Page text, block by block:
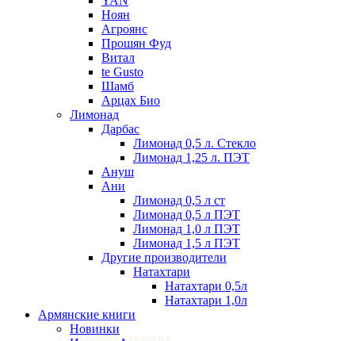
Ноян
Агроянс
Прошян Фуд
Витал
te Gusto
Шамб
Арцах Био
Лимонад
Дарбас
Лимонад 0,5 л. Стекло
Лимонад 1,25 л. ПЭТ
Ануш
Ани
Лимонад 0,5 л ст
Лимонад 0,5 л ПЭТ
Лимонад 1,0 л ПЭТ
Лимонад 1,5 л ПЭТ
Другие производители
Натахтари
Натахтари 0,5л
Натахтари 1,0л
Армянские книги
Новинки